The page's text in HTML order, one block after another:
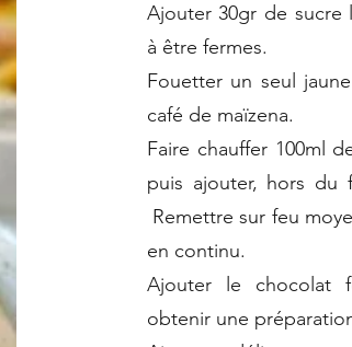
Ajouter 30gr de sucre
à être fermes.
Fouetter un seul
café de maïzena.
Faire chauffer 100ml
puis ajouter, hors du
Remettre sur feu
en continu.
Ajouter le chocolat
obtenir une